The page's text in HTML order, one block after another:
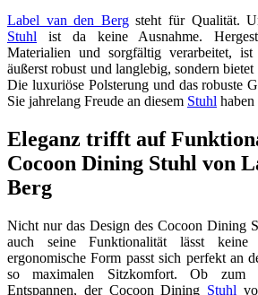
Label van den Bergsteht für Qualität.
Stuhl ist da keine Ausnahme.
Materialien und sorgfältig verarbeitet, ist
äußerst robust und langlebig, sondern
Die luxuriöse Polsterung und das robuste
Sie jahrelang Freude an diesem Stuhl
Eleganz trifft auf
Cocoon Dining Stuhl von
Berg
Nicht nur das Design des Cocoon Dining
auch seine Funktionalität lässt
ergonomische Form passt sich perfekt an
so maximalen Sitzkomfort. Ob zum
Entspannen, der Cocoon Dining Stuhl